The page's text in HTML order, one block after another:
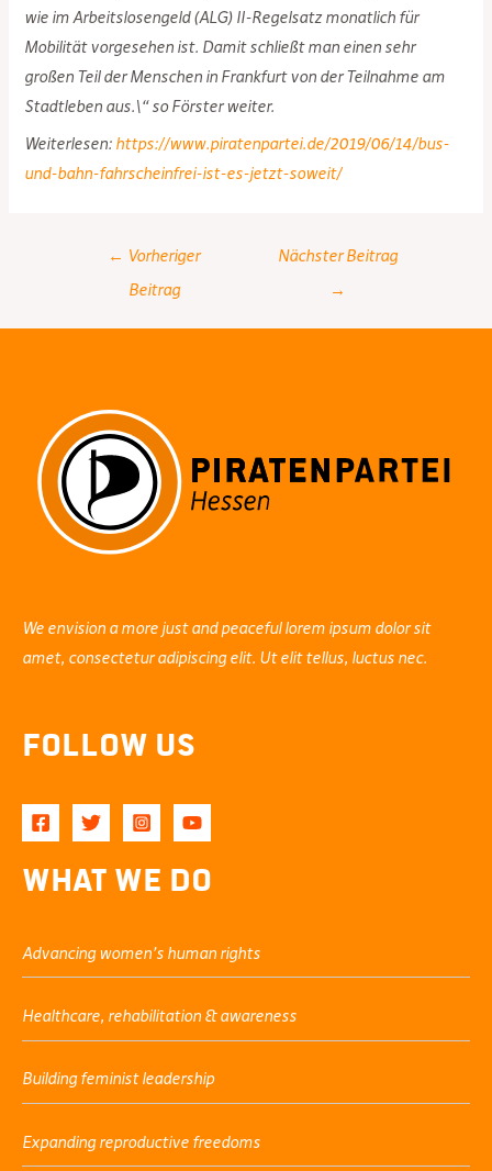
wie im Arbeitslosengeld (ALG) II-Regelsatz monatlich für
Mobilität vorgesehen ist. Damit schließt man einen sehr
großen Teil der Menschen in Frankfurt von der Teilnahme am
Stadtleben aus.\“ so Förster weiter.
Weiterlesen: https://www.piratenpartei.de/2019/06/14/bus-
und-bahn-fahrscheinfrei-ist-es-jetzt-soweit/
navigation
← Vorheriger
Beitrag
Nächster Beitrag
→
We envision a more just and peaceful lorem ipsum dolor sit
amet, consectetur adipiscing elit. Ut elit tellus, luctus nec.
Follow Us
What We Do
Advancing women’s human rights
Healthcare, rehabilitation & awareness
Building feminist leadership
Expanding reproductive freedoms